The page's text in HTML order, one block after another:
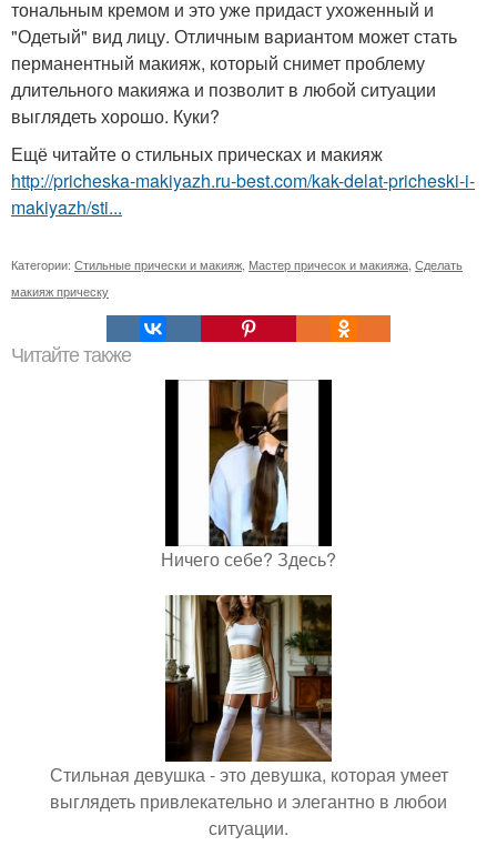
тональным кремом и это уже придаст ухоженный и
"Одетый" вид лицу. Отличным вариантом может стать
перманентный макияж, который снимет проблему
длительного макияжа и позволит в любой ситуации
выглядеть хорошо. Куки?
Ещё читайте о стильных прическах и макияж
http://pricheska-makiyazh.ru-best.com/kak-delat-pricheski-i-
makiyazh/sti...
Категории: Стильные прически и макияж Мастер причесок и макияжа Сделать
макияж прическу
Читайте также
Ничего себе? Здесь?
Стильная девушка - это девушка, которая умеет
выглядеть привлекательно и элегантно в любои
ситуации.